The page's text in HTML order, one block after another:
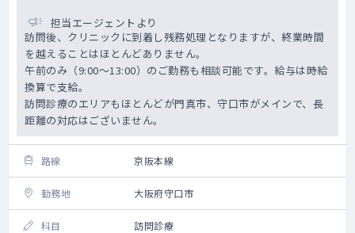
担当エージェントより
訪問後、クリニックに到着し残務処理となりますが、終業時間
を越えることはほとんどありません。
午前のみ（9:00～13:00）のご勤務も相談可能です。給与は時給
換算で支給。
訪問診療のエリアもほとんどが門真市、守口市がメインで、長
距離の対応はございません。
路線 京阪本線
勤務地 大阪府守口市
科目 訪問診療